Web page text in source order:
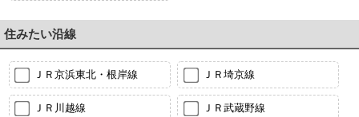
住みたい沿線
ＪＲ京浜東北・根岸線 ＪＲ埼京線
ＪＲ川越線 ＪＲ武蔵野線